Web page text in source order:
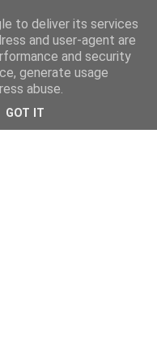
to deliver its services
and user-agent are
and security
generate usage
abuse.
GOT IT